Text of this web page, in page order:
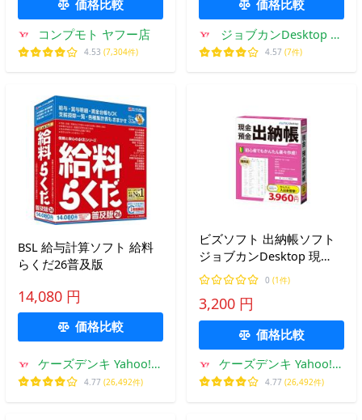
価格比較
コンプモト ヤフー店
4.53 (7,304件)
価格比較
ジョブカンDesktop ヤ
フー店
4.57 (7件)
BSL 給与計算ソフト 給料
らくだ26普及版
14,080 円
価格比較
ケーズデンキ Yahoo!シ
ョップ
4.77 (26,492件)
ビズソフト 出納帳ソフト
ジョブカンDesktop 現
金・預金出納帳 23
0 (1件)
3,200 円
価格比較
ケーズデンキ Yahoo!シ
ョップ
4.77 (26,492件)